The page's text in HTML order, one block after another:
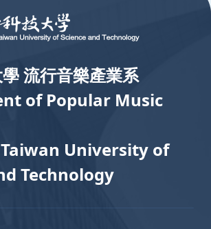
流行音樂產業系
of Popular Music
University of
Technology